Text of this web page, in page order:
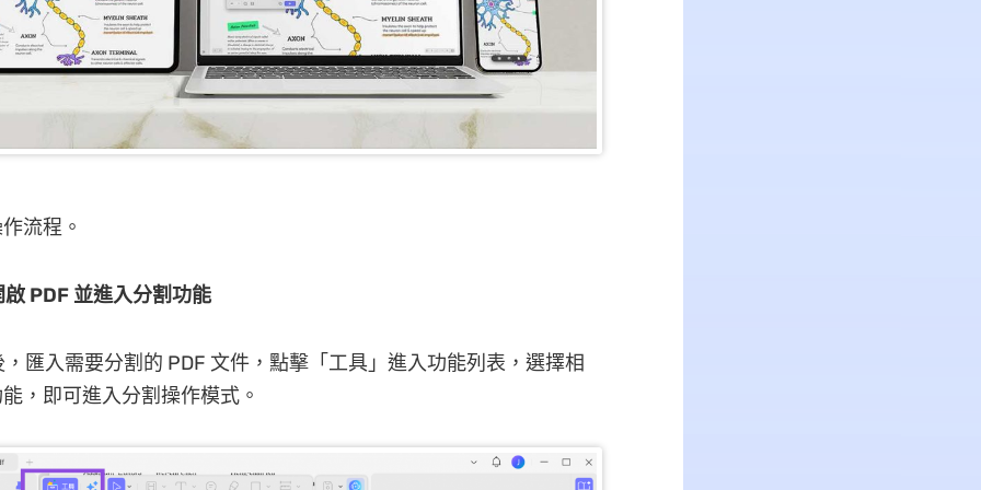
流程。
PDF 並進入分割功能
，匯入需要分割的 PDF 文件，點擊「工具」進入功能列表，選擇相
，即可進入分割操作模式。